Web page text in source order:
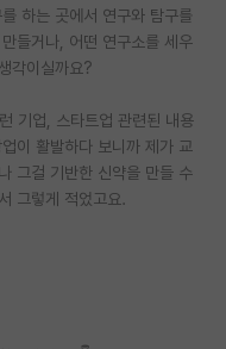
하는 곳에서 연구와 탐구를
들거나, 어떤 연구소를 세우
각이실까요?
기업, 스타트업 관련된 내용
이 활발하다 보니까 제가 교
그걸 기반한 신약을 만들 수
그렇게 적었고요.